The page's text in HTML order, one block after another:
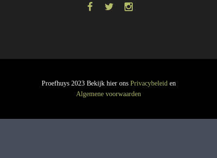
Proefhuys 2023 Bekijk hier ons Privacybeleid en
Algemene voorwaarden